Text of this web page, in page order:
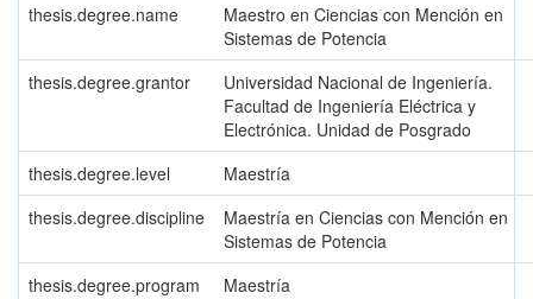
thesis.degree.name
Maestro en Ciencias con Mención en
Sistemas de Potencia
thesis.degree.grantor
Universidad Nacional de Ingeniería.
Facultad de Ingeniería Eléctrica y
Electrónica. Unidad de Posgrado
thesis.degree.level
Maestría
thesis.degree.discipline
Maestría en Ciencias con Mención en
Sistemas de Potencia
thesis.degree.program
Maestría